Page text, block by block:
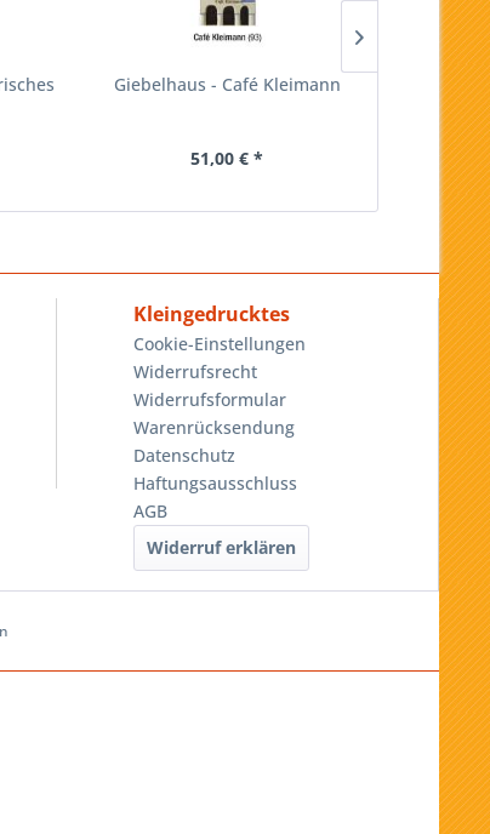
Giebelhaus - Café Kleimann
51,00 € *
Kleingedrucktes
Cookie-Einstellungen
Widerrufsrecht
Widerrufsformular
Warenrücksendung
Datenschutz
Haftungsausschluss
AGB
Widerruf erklären